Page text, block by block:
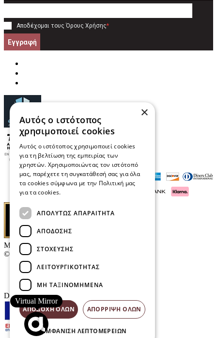
Αποδέχομαι τους Όρους Χρήσης*
Εγγραφή
Μαρκάκης Οπτικά
© 2026
Επικοινωνία
E-Volution Awards
Designed & developed by
Virtual Mirror
×
Αυτός ο ιστότοπος
χρησιμοποιεί cookies
Αυτός ο ιστότοπος χρησιμοποιεί cookies
για τη βελτίωση της εμπειρίας των
χρηστών. Χρησιμοποιώντας τον ιστότοπό
μας, παρέχετε τη συγκατάθεσή σας για όλα
τα cookies σύμφωνα με την Πολιτική μας
για τα cookies.
ΑΠΟΛΎΤΩΣ ΑΠΑΡΑΊΤΗΤΑ
ΑΠΌΔΟΣΗΣ
ΣΤΌΧΕΥΣΗΣ
ΛΕΙΤΟΥΡΓΙΚΌΤΗΤΑΣ
ΜΗ ΤΑΞΙΝΟΜΗΜΈΝΑ
ΑΠΟΔΟΧΉ ΌΛΩΝ ΑΠΌΡΡΙΨΗ ΌΛΩΝ
ΕΜΦΆΝΙΣΗ ΛΕΠΤΟΜΕΡΕΙΏΝ